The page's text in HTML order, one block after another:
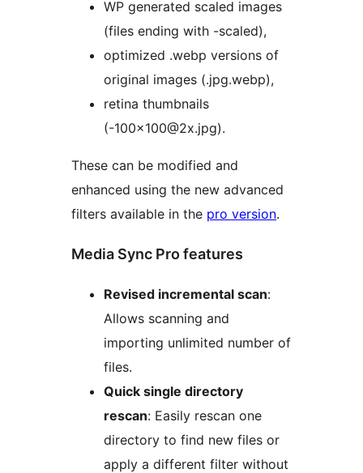
WP generated scaled images
(files ending with -scaled),
optimized .webp versions of
original images (.jpg.webp),
retina thumbnails
(-100×100@2x.jpg).
These can be modified and
enhanced using the new advanced
filters available in the pro version.
Media Sync Pro features
Revised incremental scan:
Allows scanning and
importing unlimited number of
files.
Quick single directory
rescan: Easily rescan one
directory to find new files or
apply a different filter without